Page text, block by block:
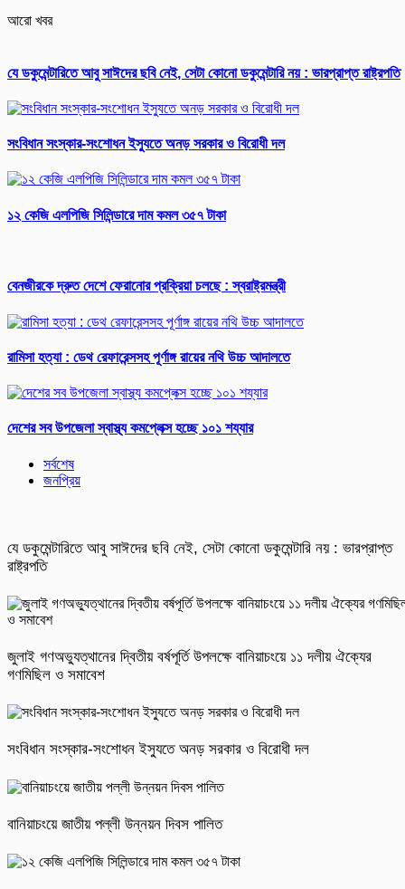
আরো খবর
যে ডকুমেন্টারিতে আবু সাঈদের ছবি নেই, সেটা কোনো ডকুমেন্টারি নয় : ভারপ্রাপ্ত রাষ্ট্রপতি
সংবিধান সংস্কার-সংশোধন ইস্যুতে অনড় সরকার ও বিরোধী দল
১২ কেজি এলপিজি সিলিন্ডারে দাম কমল ৩৫৭ টাকা
বেনজীরকে দ্রুত দেশে ফেরানোর প্রক্রিয়া চলছে : স্বরাষ্ট্রমন্ত্রী
রামিসা হত্যা : ডেথ রেফারেন্সসহ পূর্ণাঙ্গ রায়ের নথি উচ্চ আদালতে
দেশের সব উপজেলা স্বাস্থ্য কমপ্লেক্স হচ্ছে ১০১ শয্যার
সর্বশেষ
জনপ্রিয়
যে ডকুমেন্টারিতে আবু সাঈদের ছবি নেই, সেটা কোনো ডকুমেন্টারি নয় : ভারপ্রাপ্ত
রাষ্ট্রপতি
জুলাই গণঅভ্যুত্থানের দ্বিতীয় বর্ষপূর্তি উপলক্ষে বানিয়াচংয়ে ১১ দলীয় ঐক্যের
গণমিছিল ও সমাবেশ
সংবিধান সংস্কার-সংশোধন ইস্যুতে অনড় সরকার ও বিরোধী দল
বানিয়াচংয়ে জাতীয় পল্লী উন্নয়ন দিবস পালিত